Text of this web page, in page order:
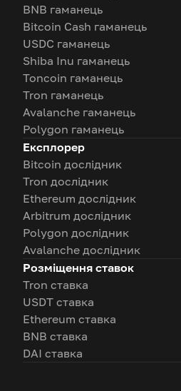
BNB гаманець
Bitcoin Cash гаманець
USDC гаманець
Shiba Inu гаманець
Toncoin гаманець
Tron гаманець
Avalanche гаманець
Polygon гаманець
Експлорер
Bitcoin дослідник
Tron дослідник
Ethereum дослідник
Arbitrum дослідник
Polygon дослідник
Avalanche дослідник
Розміщення ставок
Tron ставка
USDT ставка
Ethereum ставка
BNB ставка
DAI ставка